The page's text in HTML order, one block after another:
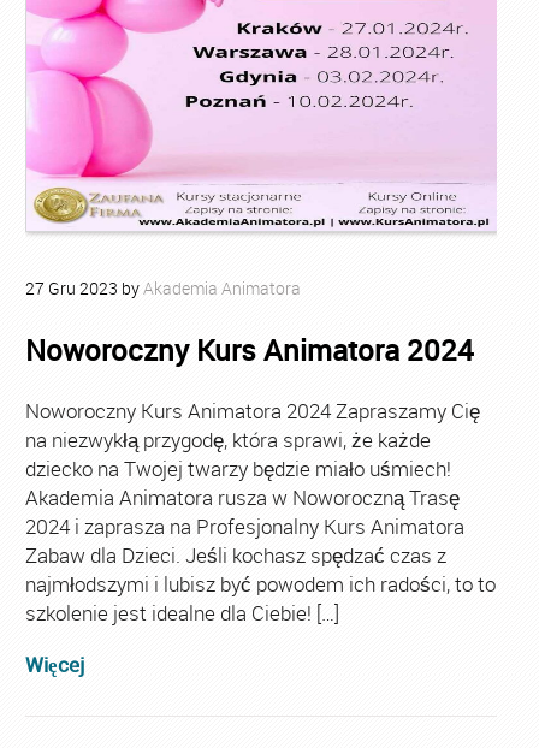
27 Gru 2023 byAkademia Animatora
Noworoczny Kurs Animatora 2024
Noworoczny Kurs Animatora 2024 Zapraszamy Cię
na niezwykłą przygodę, która sprawi, że każde
dziecko na Twojej twarzy będzie miało uśmiech!
Akademia Animatora rusza w Noworoczną Trasę
2024 i zaprasza na Profesjonalny Kurs Animatora
Zabaw dla Dzieci. Jeśli kochasz spędzać czas z
najmłodszymi i lubisz być powodem ich radości, to to
szkolenie jest idealne dla Ciebie! […]
Więcej